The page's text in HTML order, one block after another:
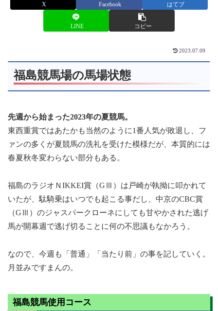
X Facebook はてブ
LINE コピー
2023.07.09
福島競馬場の馬場状態
先週から始まった2023年の夏競馬。
東西重賞ではあたかも当然のように1番人気が敗退し、フ
ァンの多くが夏競馬の洗礼を受けた模様だが、本質的には
春夏秋冬変わらない部分もある。
福島のラジオＮIKKEI賞（GⅢ）は戸崎が執拗に叩かれて
いたが、駄騎乗はいつでも起こる事だし、中京のCBC賞
（GⅢ）のジャスパークローネにしても甘やかされた逃げ
馬が開幕週で逃げ切ることに何の不思議もなかろう。
なので、今週も「普通」「当たり前」の事を記していく。
月並みですまんの。
福島競馬使用コース